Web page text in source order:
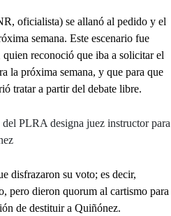
oficialista) se allanó al pedido y el
semana. Este escenario fue
reconoció que iba a solicitar el
la próxima semana, y que para que
tratar a partir del debate libre.
PLRA designa juez instructor para
disfrazaron su voto; es decir,
pero dieron quorum al cartismo para
de destituir a Quiñónez.